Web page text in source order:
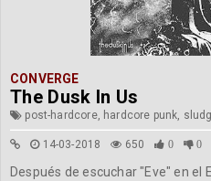
CONVERGE
The Dusk In Us
post-hardcore, hardcore punk,
14-03-2018 650 0 0
Después de escuchar "Eve" en el